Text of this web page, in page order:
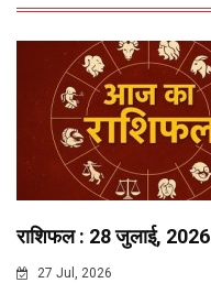
राशिफल : 28 जुलाई, 2026
27 Jul, 2026